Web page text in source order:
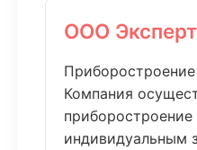
ООО
Компания
приборостроение
индивидуальным